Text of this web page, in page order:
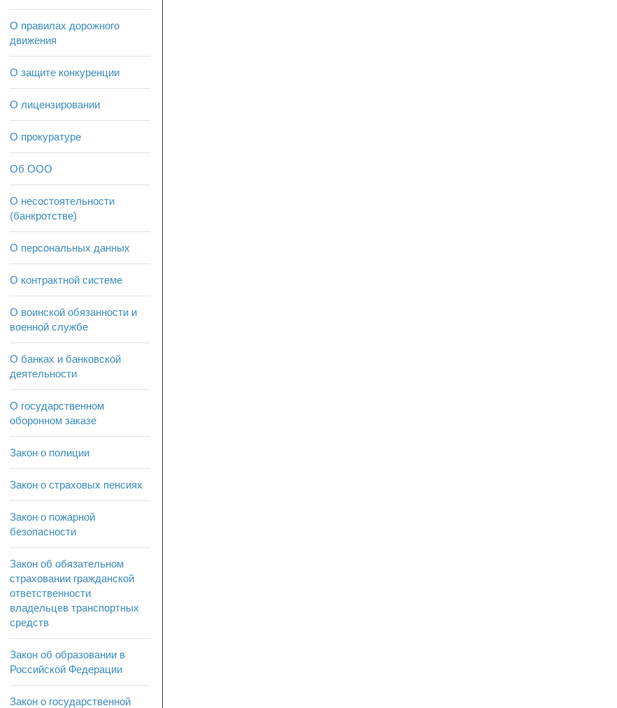
О правилах дорожного
движения
О защите конкуренции
О лицензировании
О прокуратуре
Об ООО
О несостоятельности
(банкротстве)
О персональных данных
О контрактной системе
О воинской обязанности и
военной службе
О банках и банковской
деятельности
О государственном
оборонном заказе
Закон о полиции
Закон о страховых пенсиях
Закон о пожарной
безопасности
Закон об обязательном
страховании гражданской
ответственности
владельцев транспортных
средств
Закон об образовании в
Российской Федерации
Закон о государственной